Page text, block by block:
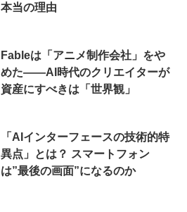
本当の理由
Fableは「アニメ制作会社」をや
めた――AI時代のクリエイターが
資産にすべきは「世界観」
「AIインターフェースの技術的特
異点」とは？ スマートフォン
は”最後の画面”になるのか